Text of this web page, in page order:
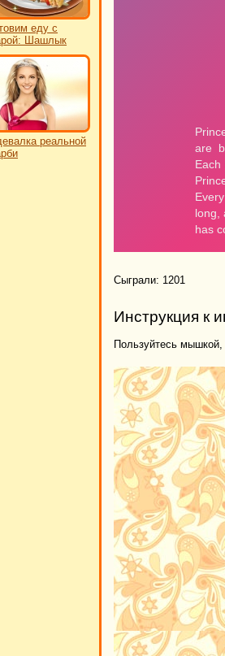
еду с
Шашлык
реальной
Сыграли: 1201
Инструкция к
Пользуйтесь мышкой,